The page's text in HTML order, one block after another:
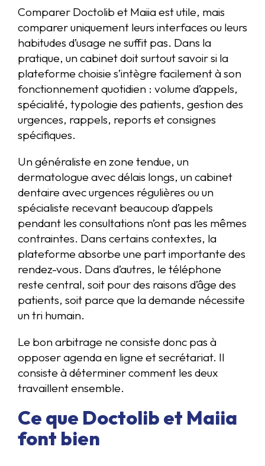
Comparer Doctolib et Maiia est utile, mais
comparer uniquement leurs interfaces ou leurs
habitudes d’usage ne suffit pas. Dans la
pratique, un cabinet doit surtout savoir si la
plateforme choisie s’intègre facilement à son
fonctionnement quotidien : volume d’appels,
spécialité, typologie des patients, gestion des
urgences, rappels, reports et consignes
spécifiques.
Un généraliste en zone tendue, un
dermatologue avec délais longs, un cabinet
dentaire avec urgences régulières ou un
spécialiste recevant beaucoup d’appels
pendant les consultations n’ont pas les mêmes
contraintes. Dans certains contextes, la
plateforme absorbe une part importante des
rendez-vous. Dans d’autres, le téléphone
reste central, soit pour des raisons d’âge des
patients, soit parce que la demande nécessite
un tri humain.
Le bon arbitrage ne consiste donc pas à
opposer agenda en ligne et secrétariat. Il
consiste à déterminer comment les deux
travaillent ensemble.
Ce que Doctolib et Maiia
font bien